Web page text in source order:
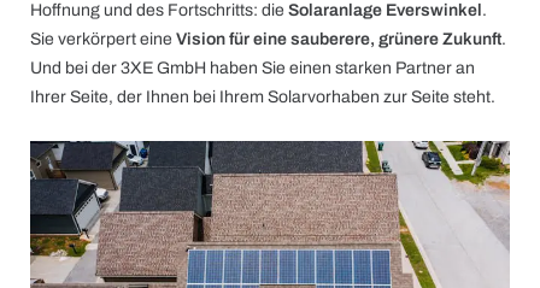
Hoffnung und des Fortschritts: die Solaranlage Everswinkel .
Sie verkörpert eine Vision für eine sauberere, grünere Zukunft.
Und bei der 3XE GmbH haben Sie einen starken Partner an
Ihrer Seite, der Ihnen bei Ihrem Solarvorhaben zur Seite steht.